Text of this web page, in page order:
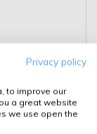
Privacy policy
to improve our
a great website
we use open the